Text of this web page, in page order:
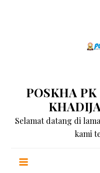
POSKHA
Selamat datang di
kami